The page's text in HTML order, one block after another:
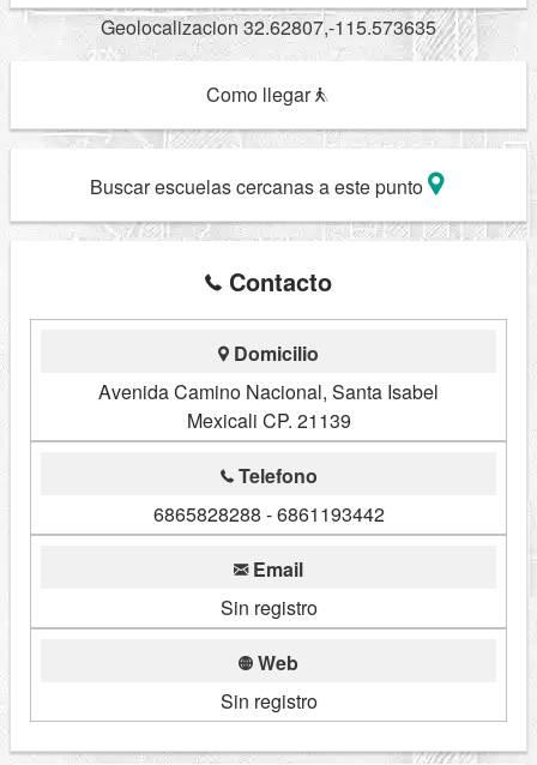
Geolocalizacion 32.62807,-115.573635
Como llegar
Buscar escuelas cercanas a este punto
Contacto
Domicilio
Avenida Camino Nacional, Santa Isabel
Mexicali CP. 21139
Telefono
6865828288 - 6861193442
Email
Sin registro
Web
Sin registro